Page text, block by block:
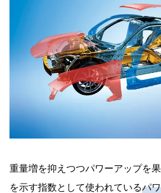
重量増を抑えつつパワーアップを
を示す指数として使われているパ